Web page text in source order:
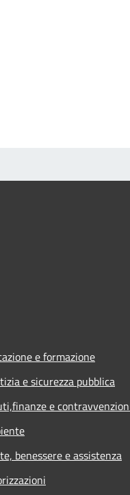
e formazione
e sicurezza pubblica
e
benessere e assistenza